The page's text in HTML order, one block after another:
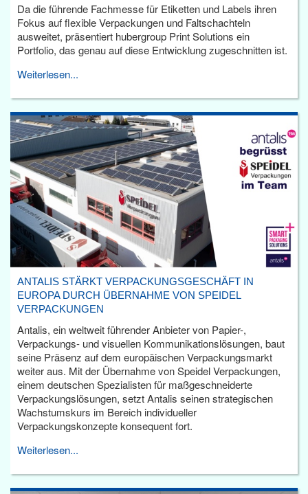
Da die führende Fachmesse für Etiketten und Labels ihren
Fokus auf flexible Verpackungen und Faltschachteln
ausweitet, präsentiert hubergroup Print Solutions ein
Portfolio, das genau auf diese Entwicklung zugeschnitten ist.
Weiterlesen...
ANTALIS STÄRKT VERPACKUNGSGESCHÄFT IN
EUROPA DURCH ÜBERNAHME VON SPEIDEL
VERPACKUNGEN
Antalis, ein weltweit führender Anbieter von Papier-,
Verpackungs- und visuellen Kommunikationslösungen, baut
seine Präsenz auf dem europäischen Verpackungsmarkt
weiter aus. Mit der Übernahme von Speidel Verpackungen,
einem deutschen Spezialisten für maßgeschneiderte
Verpackungslösungen, setzt Antalis seinen strategischen
Wachstumskurs im Bereich individueller
Verpackungskonzepte konsequent fort.
Weiterlesen...